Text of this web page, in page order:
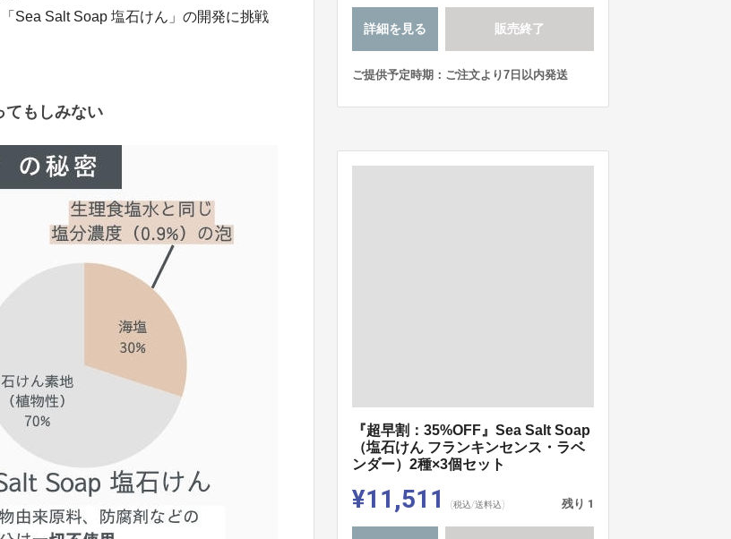
Sea Salt Soap 塩石けん」の開発に挑戦
てもしみない
詳細を見る 販売終了
ご提供予定時期：ご注文より7日以内発送
『超早割：35%OFF』Sea Salt Soap
（塩石けん フランキンセンス・ラベ
ンダー）2種×3個セット
¥11,511 (税込/送料込) 残り 1